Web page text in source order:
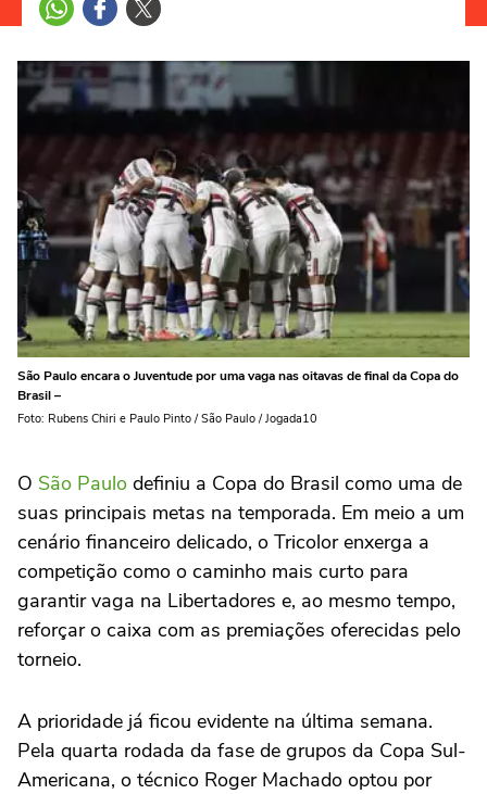
São Paulo encara o Juventude por uma vaga nas oitavas de final da Copa do
Brasil –
Foto: Rubens Chiri e Paulo Pinto / São Paulo / Jogada10
O São Paulo definiu a Copa do Brasil como uma de
suas principais metas na temporada. Em meio a um
cenário financeiro delicado, o Tricolor enxerga a
competição como o caminho mais curto para
garantir vaga na Libertadores e, ao mesmo tempo,
reforçar o caixa com as premiações oferecidas pelo
torneio.
A prioridade já ficou evidente na última semana.
Pela quarta rodada da fase de grupos da Copa Sul-
Americana, o técnico Roger Machado optou por